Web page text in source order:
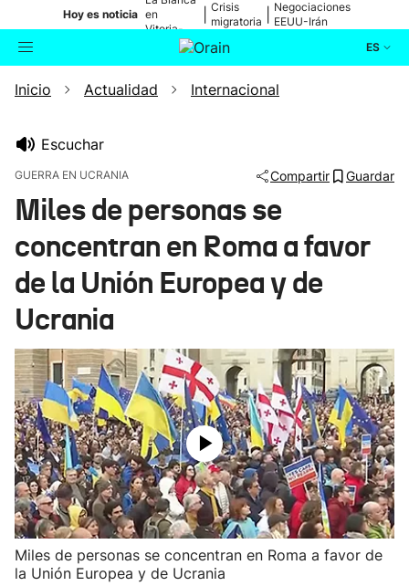
Hoy es noticia en
Vitoria-
Gasteiz
Crisis
migratoria
Negociaciones
EEUU-Irán
ES
Buscador Actualidad
Ikusmiran
Eguraldia
Inicio Actualidad Internacional
Escuchar
GUERRA EN UCRANIA Compartir Guardar
Miles de personas se
concentran en Roma a favor
de la Unión Europea y de
Ucrania
Miles de personas se concentran en Roma a favor de
la Unión Europea y de Ucrania